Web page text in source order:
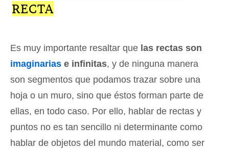
RECTA
Es muy importante resaltar que las rectas son
imaginarias e infinitas, y de ninguna manera
son segmentos que podamos trazar sobre una
hoja o un muro, sino que éstos forman parte de
ellas, en todo caso. Por ello, hablar de rectas y
puntos no es tan sencillo ni determinante como
hablar de objetos del mundo material, como ser